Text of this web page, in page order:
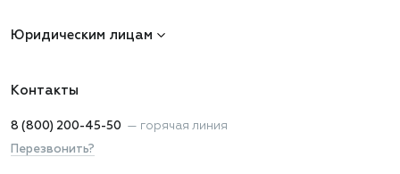
Юридическим лицам
Контакты
8 (800) 200-45-50 — горячая линия
Перезвонить?